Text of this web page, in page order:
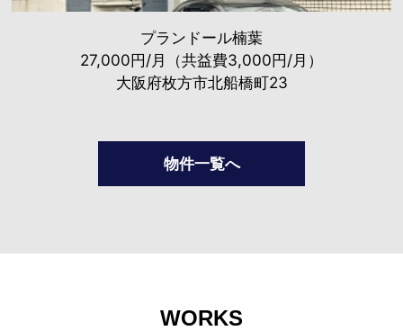
プランドール楠葉
27,000円/月（共益費3,000円/月）
大阪府枚方市北船橋町23
物件一覧へ
WORKS